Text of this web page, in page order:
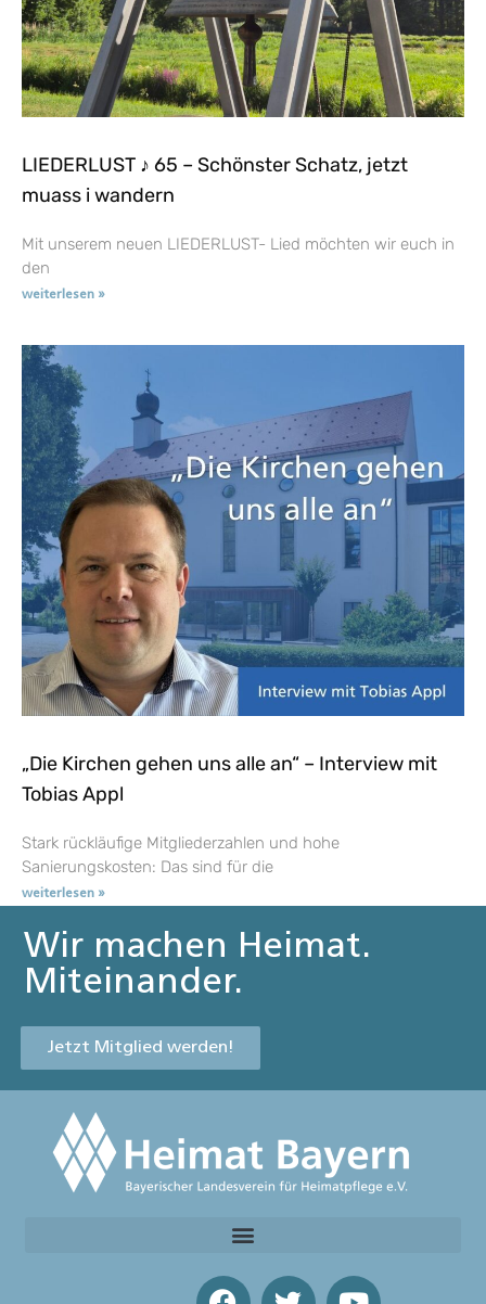
LIEDERLUST ♪ 65 – Schönster Schatz, jetzt
muass i wandern
Mit unserem neuen LIEDERLUST- Lied möchten wir euch in
den
weiterlesen »
„Die Kirchen gehen uns alle an“ – Interview mit
Tobias Appl
Stark rückläufige Mitgliederzahlen und hohe
Sanierungskosten: Das sind für die
weiterlesen »
Wir machen Heimat.
Miteinander.
Jetzt Mitglied werden!